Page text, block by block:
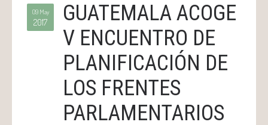
09 May
2017
GUATEMALA ACOGE
V ENCUENTRO DE
PLANIFICACIÓN DE
LOS FRENTES
PARLAMENTARIOS